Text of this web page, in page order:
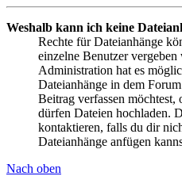
Weshalb kann ich keine
Rechte für Dateianhänge
einzelne Benutzer
Administration hat es
Dateianhänge in dem
Beitrag verfassen möchtest,
dürfen Dateien hochladen.
kontaktieren, falls du dir
Dateianhänge anfügen
Nach oben